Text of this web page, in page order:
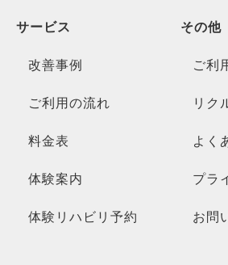
サービス
改善事例
ご利用の流れ
料金表
体験案内
体験リハビリ予約
その他
ご利
リク
よく
プラ
お問